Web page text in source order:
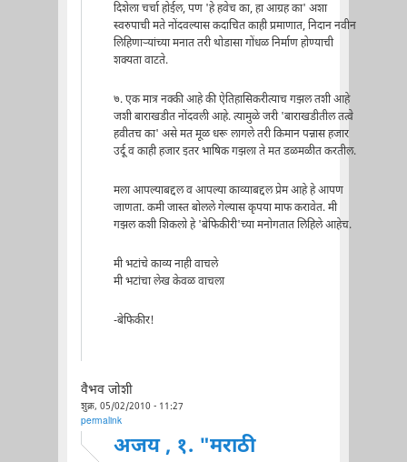
दिशेला चर्चा होईल, पण 'हे हवेच का, हा आग्रह का' अशा
स्वरुपाची मते नोंदवल्यास कदाचित काही प्रमाणात, निदान नवीन
लिहिणार्‍यांच्या मनात तरी थोडासा गोंधळ निर्माण होण्याची
शक्यता वाटते.
७. एक मात्र नक्की आहे की ऐतिहासिकरीत्याच गझल तशी आहे
जशी बाराखडीत नोंदवली आहे. त्यामुळे जरी 'बाराखडीतील तत्वे
हवीतच का' असे मत मूळ धरू लागले तरी किमान पन्नास हजार
उर्दू व काही हजार इतर भाषिक गझला ते मत डळमळीत करतील.
मला आपल्याबद्दल व आपल्या काव्याबद्दल प्रेम आहे हे आपण
जाणता. कमी जास्त बोलले गेल्यास कृपया माफ करावेत. मी
गझल कशी शिकलो हे 'बेफिकीरी'च्या मनोगतात लिहिले आहेच.
मी भटांचे काव्य नाही वाचले
मी भटांचा लेख केवळ वाचला
-बेफिकीर!
वैभव जोशी
शुक्र, 05/02/2010 - 11:27
permalink
अजय , १. "मराठी